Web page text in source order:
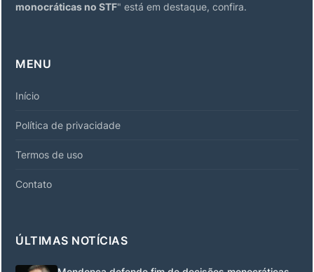
monocráticas no STF" está em destaque, confira.
MENU
Início
Política de privacidade
Termos de uso
Contato
ÚLTIMAS NOTÍCIAS